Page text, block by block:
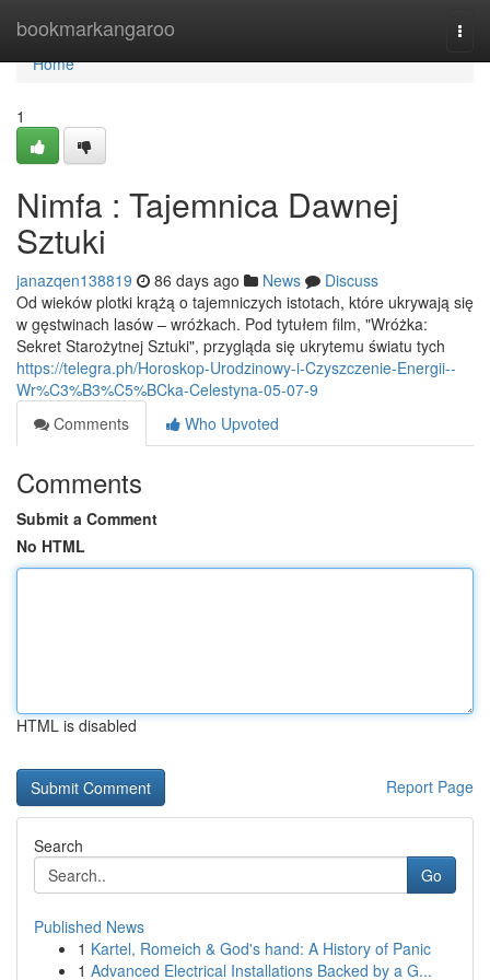
bookmarkangaroo
Home
Home
1
Nimfa : Tajemnica Dawnej
Sztuki
janazqen138819 86 days ago News
Discuss
Od wieków plotki krążą o tajemniczych istotach, które ukrywają się
w gęstwinach lasów – wróżkach. Pod tytułem film, "Wróżka:
Sekret Starożytnej Sztuki", przygląda się ukrytemu światu tych
https://telegra.ph/Horoskop-Urodzinowy-i-Czyszczenie-Energii--
Wr%C3%B3%C5%BCka-Celestyna-05-07-9
Comments
Who Upvoted
Comments
Submit a Comment
No HTML
HTML is disabled
Report Page
Search
Go
Published News
1 Kartel, Romeich & God's hand: A History of Panic
1 Advanced Electrical Installations Backed by a G...